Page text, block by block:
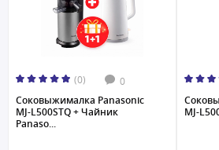
(0) 0
Соковыжималка Panasonic
MJ-L500STQ + Чайник
Panaso...
MJ-